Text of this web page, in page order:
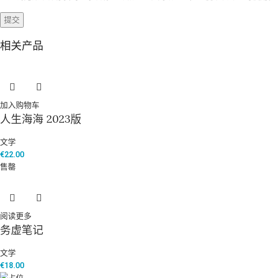
相关产品
加入购物车
人生海海 2023版
文学
€22.00
售罄
阅读更多
务虚笔记
文学
€18.00